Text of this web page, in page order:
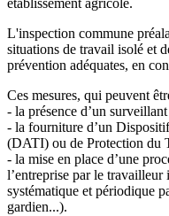
établissement agricole.
L'inspection commune
situations de travail isolé et
prévention adéquates, en
Ces mesures, qui peuvent
- la présence d’un
- la fourniture d’un
(DATI) ou de Protection du
- la mise en place d’une
l’entreprise par le
systématique et périodique
gardien...).